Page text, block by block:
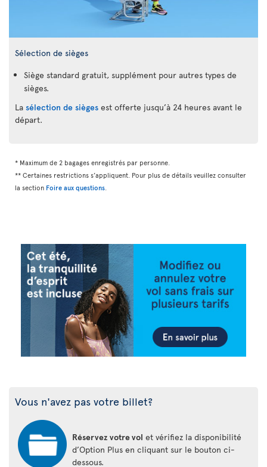
Sélection de sièges
Siège standard gratuit, supplément pour autres types de
sièges.
La sélection de sièges est offerte jusqu’à 24 heures avant le
départ.
* Maximum de 2 bagages enregistrés par personne.
** Certaines restrictions s’appliquent. Pour plus de détails veuillez consulter
la section Foire aux questions
Vous n'avez pas votre billet?
Réservez votre vol et vérifiez la disponibilité
d’Option Plus en cliquant sur le bouton ci-
dessous.